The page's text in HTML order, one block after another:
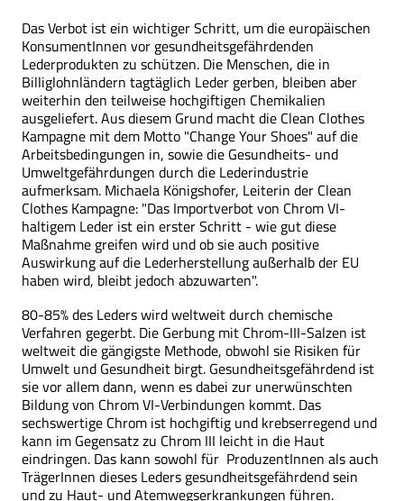
Das Verbot ist ein wichtiger Schritt, um die europäischen
KonsumentInnen vor gesundheitsgefährdenden
Lederprodukten zu schützen. Die Menschen, die in
Billiglohnländern tagtäglich Leder gerben, bleiben aber
weiterhin den teilweise hochgiftigen Chemikalien
ausgeliefert. Aus diesem Grund macht die Clean Clothes
Kampagne mit dem Motto "Change Your Shoes" auf die
Arbeitsbedingungen in, sowie die Gesundheits- und
Umweltgefährdungen durch die Lederindustrie
aufmerksam. Michaela Königshofer, Leiterin der Clean
Clothes Kampagne: "Das Importverbot von Chrom VI-
haltigem Leder ist ein erster Schritt - wie gut diese
Maßnahme greifen wird und ob sie auch positive
Auswirkung auf die Lederherstellung außerhalb der EU
haben wird, bleibt jedoch abzuwarten".
80-85% des Leders wird weltweit durch chemische
Verfahren gegerbt. Die Gerbung mit Chrom-III-Salzen ist
weltweit die gängigste Methode, obwohl sie Risiken für
Umwelt und Gesundheit birgt. Gesundheitsgefährdend ist
sie vor allem dann, wenn es dabei zur unerwünschten
Bildung von Chrom VI-Verbindungen kommt. Das
sechswertige Chrom ist hochgiftig und krebserregend und
kann im Gegensatz zu Chrom III leicht in die Haut
eindringen. Das kann sowohl für ProduzentInnen als auch
TrägerInnen dieses Leders gesundheitsgefährdend sein
und zu Haut- und Atemwegserkrankungen führen.